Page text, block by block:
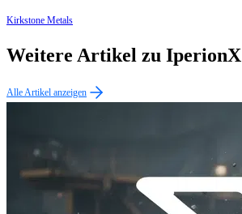
Kirkstone Metals
Weitere Artikel zu IperionX
Alle Artikel anzeigen